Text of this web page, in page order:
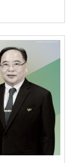
ผ่าน
การประยุกต์ใช้
ม Forum-to-
แผนปฏิบัติการใน
วมประชุมในครั้ง
ลงของการ
สร้างความร่วม
พื่อร่วมกันพัฒนา
ลกยุคดิจิทัล และ
รมอย่างยั่งยืน
ธรรมสวดพระ
าปราสาท
ศพสมเด็จ
พยวดี กรมหลวง
มานรัตยา
ป็นพระ
ริหาร
วิทยาลัยแม่โจ้ที่ได้
น้อมรำลึกในพระ